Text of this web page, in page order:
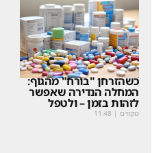
כשהזרחן "בורח" מהגוף:
המחלה הנדירה שאפשר
לזהות בזמן – ולטפל
מקודם |
11:48